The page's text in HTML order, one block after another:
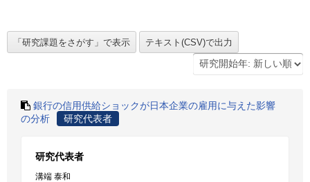
銀行の信用供給ショックが日本企業の雇用に与えた影響
の分析
研究代表者
研究代表者
溝端 泰和